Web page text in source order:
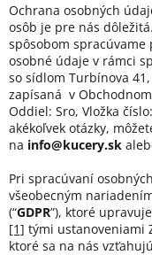
Ochrana osobných
osôb je pre nás
spôsobom
osobné údaje v rámci
so sídlom Turbínova
zapísaná v
Oddiel: Sro, Vložka
akékoľvek otázky,
na info@kucery.sk
Pri spracúvaní
všeobecným
(“GDPR”), ktoré
[1] tými ustanoveniami
ktoré sa na nás